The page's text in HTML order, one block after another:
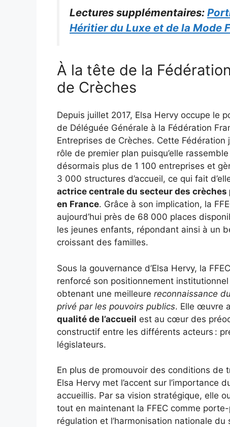
Lectures supplémentaires:
Héritier du Luxe et de la Mode
À la tête de la
de Crèches
Depuis juillet 2017, Elsa Hervy occupe le
de Déléguée Générale à la Fédération
Entreprises de Crèches. Cette Fédération
rôle de premier plan puisqu’elle rassemble
désormais plus de 1 100 entreprises et
3 000 structures d’accueil, ce qui fait
actrice centrale du secteur des crèches
en France. Grâce à son implication, la
aujourd’hui près de 68 000 places
les jeunes enfants, répondant ainsi à un
croissant des familles.
Sous la gouvernance d’Elsa Hervy, la
renforcé son positionnement institutionnel
obtenant une meilleure reconnaissance
privé par les pouvoirs publics. Elle œuvre
qualité de l’accueil est au cœur des
constructif entre les différents acteurs :
législateurs.
En plus de promouvoir des conditions de
Elsa Hervy met l’accent sur
accueillis. Par sa vision stratégique, elle
tout en maintenant la FFEC comme
régulation et l’harmonisation nationale